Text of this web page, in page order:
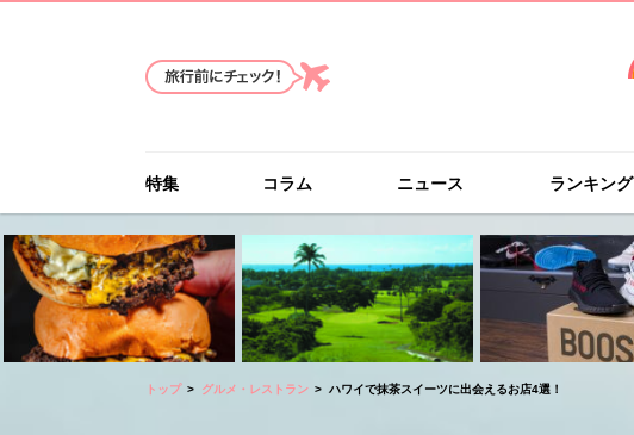
特集 コラム ニュース ランキング
トップ グルメ・レストラン ハワイで抹茶スイーツに出会えるお店4選！